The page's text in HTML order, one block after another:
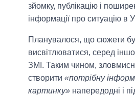
зйомку, публікацію і
інформації про ситуацію в
Планувалося, що сюжети
висвітлюватися, серед
ЗМІ. Таким чином,
створити «потрібну
картинку» напередодні і